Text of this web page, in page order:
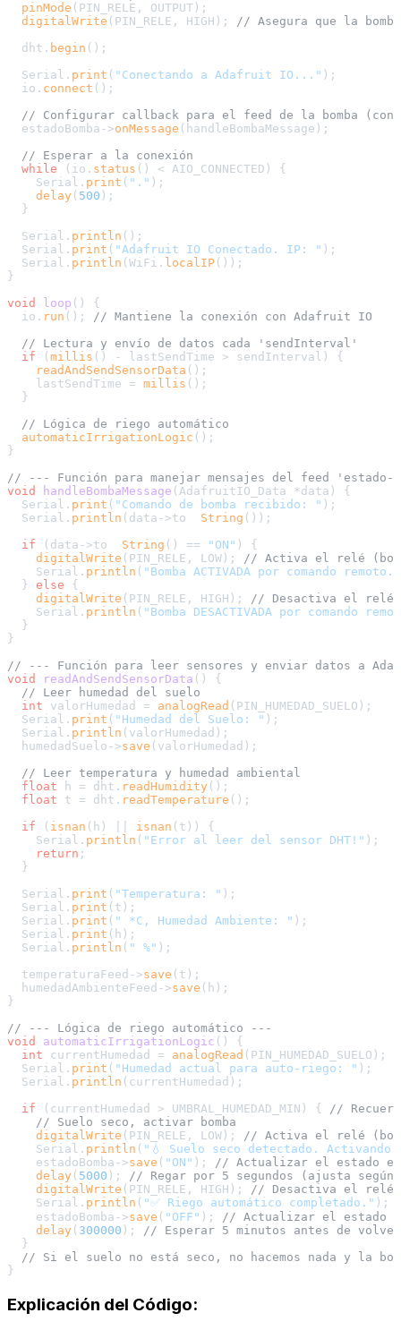
pinMode (PIN_RELE, OUTPUT);
digitalWrite (PIN_RELE, HIGH); // Asegura que la
  dht.
begin ();
  Serial.
print ( "Conectando a Adafruit IO..." );
  io.
connect ();
// Configurar callback para el feed de la bomba
  estadoBomba->
onMessage (handleBombaMessage);
// Esperar a la conexión
while (io. status () < AIO_CONNECTED) {
    Serial.
print ( "." );
delay ( 500 );
  }
  Serial.
println ();
  Serial.
print ( "Adafruit IO Conectado. IP: " );
  Serial.
println (WiFi. localIP ());
}
void
loop ()
{
  io.
run (); // Mantiene la conexión con Adafruit IO
// Lectura y envío de datos cada 'sendInterval'
if ( millis () - lastSendTime > sendInterval) {
readAndSendSensorData ();
    lastSendTime =
millis ();
  }
// Lógica de riego automático
automaticIrrigationLogic ();
}
// --- Función para manejar mensajes del feed 'estado-
void
handleBombaMessage (AdafruitIO_Data *data)
{
  Serial.
print ( "Comando de bomba recibido: " );
  Serial.
println (data->to String ());
if (data->to String () == "ON" ) {
digitalWrite (PIN_RELE, LOW); // Activa el relé
    Serial.
println ( "Bomba ACTIVADA por comando remoto."
  }
else {
digitalWrite (PIN_RELE, HIGH); // Desactiva el relé
    Serial.
println ( "Bomba DESACTIVADA por comando
  }
}
// --- Función para leer sensores y enviar datos a
void
readAndSendSensorData ()
{
// Leer humedad del suelo
int valorHumedad = analogRead (PIN_HUMEDAD_SUELO);
  Serial.
print ( "Humedad del Suelo: " );
  Serial.
println (valorHumedad);
  humedadSuelo->
save (valorHumedad);
// Leer temperatura y humedad ambiental
float h = dht. readHumidity ();
float t = dht. readTemperature ();
if ( isnan (h) || isnan (t)) {
    Serial.
println ( "Error al leer del sensor DHT!" );
return ;
  }
  Serial.
print ( "Temperatura: " );
  Serial.
print (t);
  Serial.
print ( " *C, Humedad Ambiente: " );
  Serial.
print (h);
  Serial.
println ( " %" );
  temperaturaFeed->
save (t);
  humedadAmbienteFeed->
save (h);
}
// --- Lógica de riego automático ---
void
automaticIrrigationLogic ()
{
int currentHumedad = analogRead (PIN_HUMEDAD_SUELO);
  Serial.
print ( "Humedad actual para auto-riego: " );
  Serial.
println (currentHumedad);
if (currentHumedad > UMBRAL_HUMEDAD_MIN) { //
// Suelo seco, activar bomba
digitalWrite (PIN_RELE, LOW); // Activa el relé
    Serial.
println ( "💧 Suelo seco detectado.
    estadoBomba->
save ( "ON" ); // Actualizar el estado en
delay ( 5000 ); // Regar por 5 segundos (ajusta según
digitalWrite (PIN_RELE, HIGH); // Desactiva el relé
    Serial.
println ( "✅ Riego automático completado." );
    estadoBomba->
save ( "OFF" ); // Actualizar el estado
delay ( 300000 ); // Esperar 5 minutos antes de
  }
// Si el suelo no está seco, no hacemos nada y la
Explicación del Código: